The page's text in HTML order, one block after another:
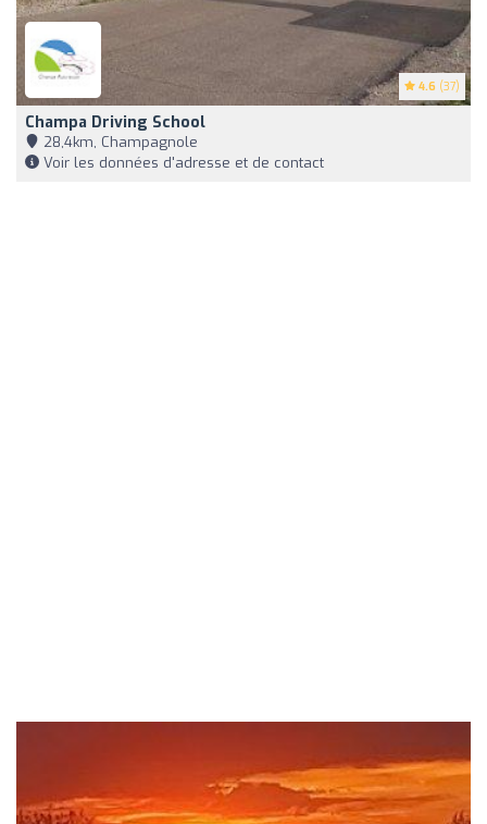
4.6 (37)
Champa Driving School
28,4km, Champagnole
Voir les données d'adresse et de contact